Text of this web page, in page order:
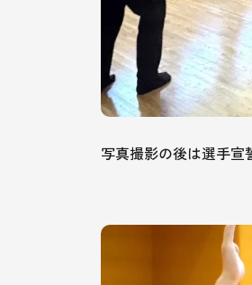
写真撮影の後は選手宣